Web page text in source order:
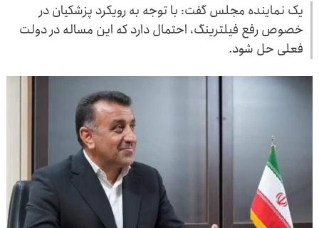
یک نماینده مجلس گفت: با توجه به رویکرد پزشکیان در
خصوص رفع فیلترینگ، احتمال دارد که این مساله در دولت
فعلی حل شود.